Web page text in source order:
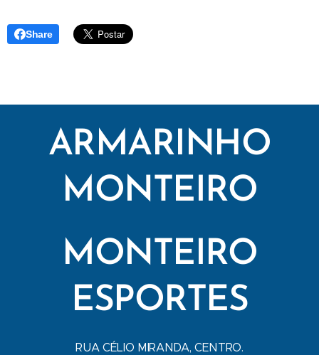
Share
ARMARINHO
MONTEIRO
MONTEIRO
ESPORTES
RUA CÉLIO MIRANDA, CENTRO.